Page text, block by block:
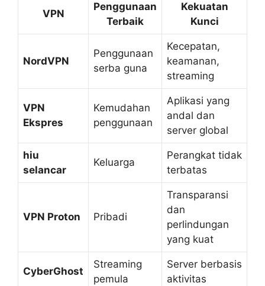
VPN
Penggunaan
Terbaik
Kekuatan
Kunci
NordVPN
Penggunaan
serba guna
Kecepatan,
keamanan,
streaming
VPN
Ekspres
Kemudahan
penggunaan
Aplikasi yang
andal dan
server global
hiu
selancar
Keluarga
Perangkat tidak
terbatas
VPN Proton Pribadi
Transparansi
dan
perlindungan
yang kuat
CyberGhost
Streaming
pemula
Server berbasis
aktivitas